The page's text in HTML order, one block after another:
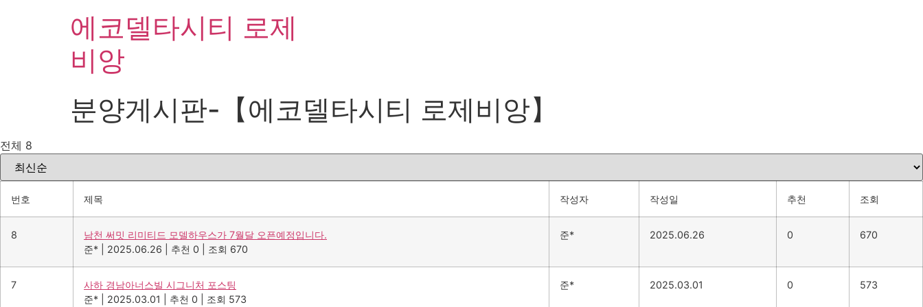
에코델타시티 로제
비앙
분양게시판-【에코델타시티 로제비앙】
전체 8
번호 제목 작성자 작성일 추천 조회
8
남천 써밋 리미티드 모델하우스가 7월달 오픈예정입니다.
준*
2025.06.26 추천 0 조회 670
준* 2025.06.26 0 670
7
사하 경남아너스빌 시그니처 포스팅
준*
2025.03.01 추천 0 조회 573
준* 2025.03.01 0 573